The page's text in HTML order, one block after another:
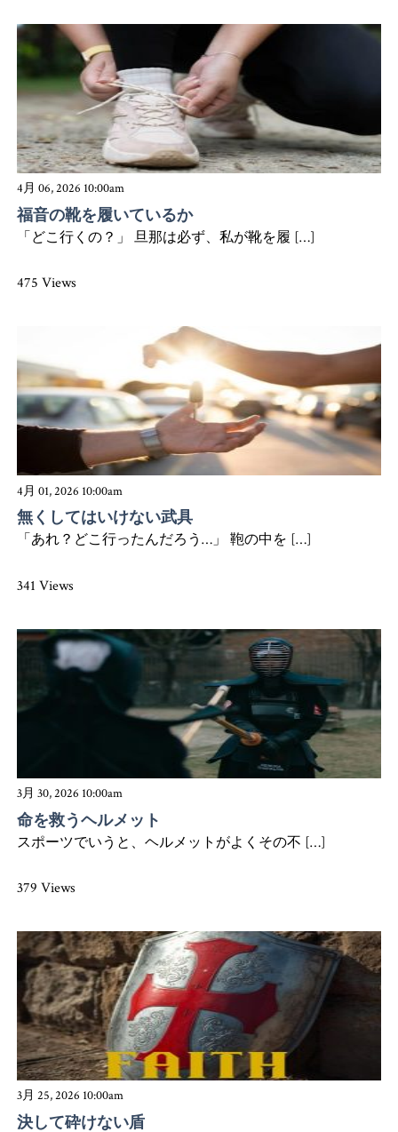
4月 06, 2026 10:00am
福音の靴を履いているか
「どこ行くの？」 旦那は必ず、私が靴を履 […]
475 Views
4月 01, 2026 10:00am
無くしてはいけない武具
「あれ？どこ行ったんだろう…」 鞄の中を […]
341 Views
3月 30, 2026 10:00am
命を救うヘルメット
スポーツでいうと、ヘルメットがよくその不 […]
379 Views
3月 25, 2026 10:00am
決して砕けない盾